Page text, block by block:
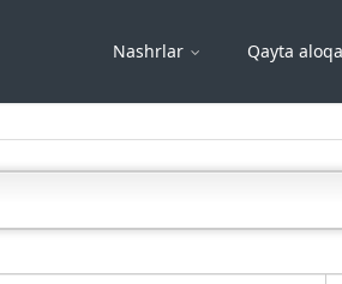
Nashrlar Qayta aloqa